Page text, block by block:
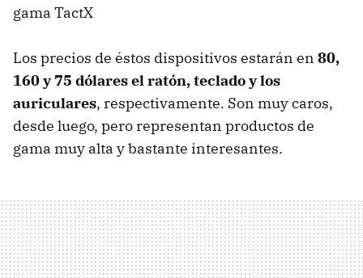
gama TactX
Los precios de éstos dispositivos estarán en 80,
160 y 75 dólares el ratón, teclado y los
auriculares, respectivamente. Son muy caros,
desde luego, pero representan productos de
gama muy alta y bastante interesantes.